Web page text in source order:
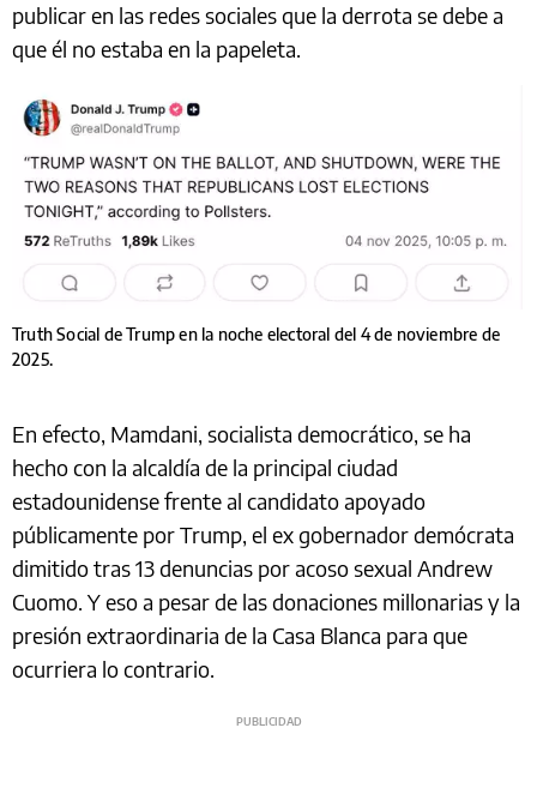
publicar en las redes sociales que la derrota se debe a
que él no estaba en la papeleta.
Truth Social de Trump en la noche electoral del 4 de noviembre de
2025.
En efecto, Mamdani, socialista democrático, se ha
hecho con la alcaldía de la principal ciudad
estadounidense frente al candidato apoyado
públicamente por Trump, el ex gobernador demócrata
dimitido tras 13 denuncias por acoso sexual Andrew
Cuomo. Y eso a pesar de las donaciones millonarias y la
presión extraordinaria de la Casa Blanca para que
ocurriera lo contrario.